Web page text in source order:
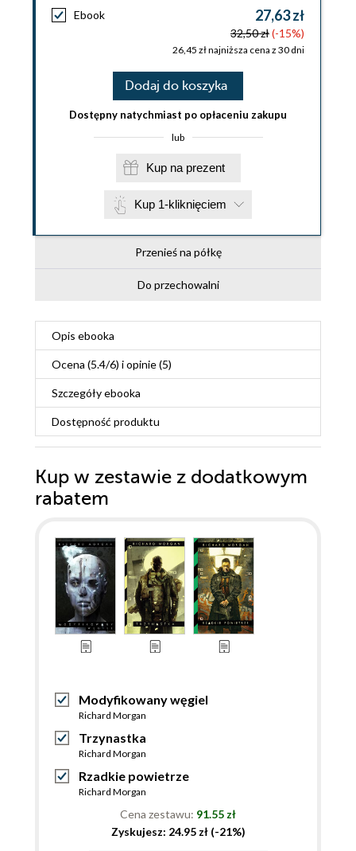
Ebook 27,63 zł
32,50 zł(-15%)
26,45 zł najniższa cena z 30 dni
Dodaj do koszyka
Dostępny natychmiast po opłaceniu zakupu
lub
Kup na prezent
Kup 1-kliknięciem
Przenieś na półkę
Do przechowalni
Opis ebooka
Ocena (5.4/6) i opinie (5)
Szczegółyebooka
Dostępność produktu
Kup w zestawie z dodatkowym
rabatem
Modyfikowany węgiel
Richard Morgan
Trzynastka
Richard Morgan
Rzadkie powietrze
Richard Morgan
Cena zestawu: 91.55 zł
Zyskujesz: 24.95 zł (-21%)